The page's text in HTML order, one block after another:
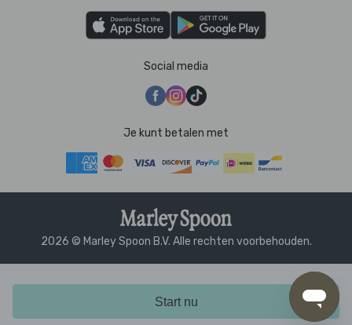
Start nu
Social media
Je kunt betalen met
2026 © Marley Spoon B.V. Alle rechten voorbehouden.